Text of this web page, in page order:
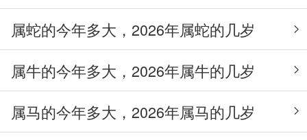
属蛇的今年多大，2026年属蛇的几岁
属牛的今年多大，2026年属牛的几岁
属马的今年多大，2026年属马的几岁